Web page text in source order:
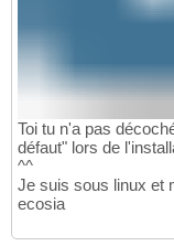
Toi tu n'a pas
défaut" lors de
^^
Je suis sous linux et
ecosia